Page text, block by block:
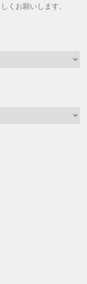
くお願いします。